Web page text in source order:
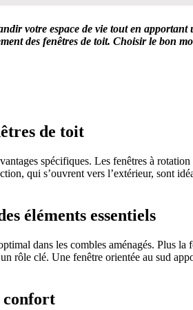
votre espace de vie tout en
des fenêtres de toit. Choisir le bon
de toit
spécifiques. Les fenêtres à
qui s’ouvrent vers l’extérieur, sont
éléments essentiels
dans les combles aménagés. Plus
rôle clé. Une fenêtre orientée au sud
confort